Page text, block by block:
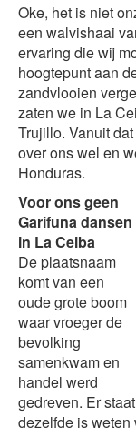
Oke, het is niet
een walvishaai
ervaring die wij
hoogtepunt aan
zandvlooien
zaten we in La
Trujillo. Vanuit
over ons wel en
Honduras.
Voor ons geen
Garifuna dansen
in La Ceiba
De plaatsnaam
komt van een
oude grote boom
waar vroeger de
bevolking
samenkwam en
handel werd
gedreven. Er
dezelfde is